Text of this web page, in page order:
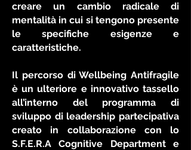
creare un cambio radicale di
mentalità in cui si tengono presente
le specifiche esigenze e
caratteristiche.
Il percorso di Wellbeing Antifragile
è un ulteriore e innovativo tassello
all’interno del programma di
sviluppo di leadership partecipativa
creato in collaborazione con lo
S.F.E.R.A Cognitive Department e